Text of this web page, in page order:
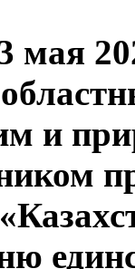
мая
и